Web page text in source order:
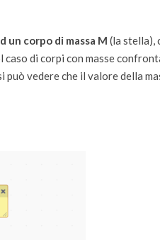
corpo di massa M (la stella),
caso di corpi con masse
può vedere che il valore della